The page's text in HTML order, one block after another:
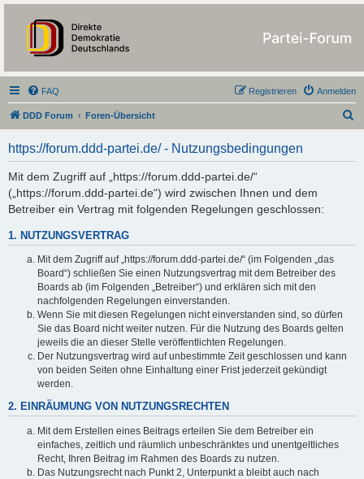
https://forum.ddd-
partei.de/
FAQ Anmelden
Registrieren
DDD Forum Foren-Übersicht
https://forum.ddd-partei.de/ - Nutzungsbedingungen
Mit dem Zugriff auf „https://forum.ddd-partei.de/“
(„https://forum.ddd-partei.de“) wird zwischen Ihnen und dem
Betreiber ein Vertrag mit folgenden Regelungen geschlossen:
1. NUTZUNGSVERTRAG
Mit dem Zugriff auf „https://forum.ddd-partei.de/“ (im Folgenden „das
Board“) schließen Sie einen Nutzungsvertrag mit dem Betreiber des
Boards ab (im Folgenden „Betreiber“) und erklären sich mit den
nachfolgenden Regelungen einverstanden.
Wenn Sie mit diesen Regelungen nicht einverstanden sind, so dürfen
Sie das Board nicht weiter nutzen. Für die Nutzung des Boards gelten
jeweils die an dieser Stelle veröffentlichten Regelungen.
Der Nutzungsvertrag wird auf unbestimmte Zeit geschlossen und kann
von beiden Seiten ohne Einhaltung einer Frist jederzeit gekündigt
werden.
2. EINRÄUMUNG VON NUTZUNGSRECHTEN
Mit dem Erstellen eines Beitrags erteilen Sie dem Betreiber ein
einfaches, zeitlich und räumlich unbeschränktes und unentgeltliches
Recht, Ihren Beitrag im Rahmen des Boards zu nutzen.
Das Nutzungsrecht nach Punkt 2, Unterpunkt a bleibt auch nach